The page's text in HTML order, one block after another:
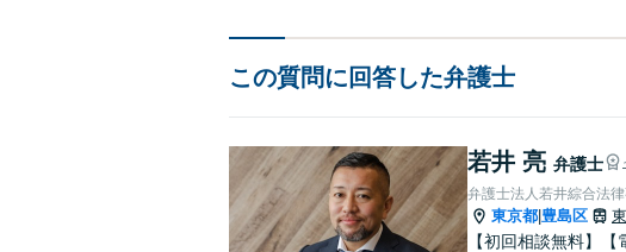
この質問に回答した弁護士
若井 亮 弁護士
弁護士法人若井綜合法
東京都 豊島区
【初回相談無料】